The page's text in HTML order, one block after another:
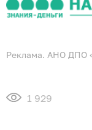
Реклама. АНО ДПО
1 929